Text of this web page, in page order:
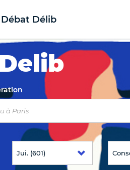
Débat Délib